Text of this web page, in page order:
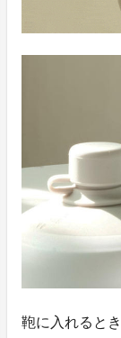
鞄に入れると